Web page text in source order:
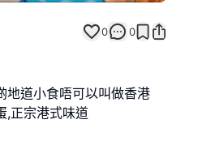
0 0
地道小食唔可以叫做香港